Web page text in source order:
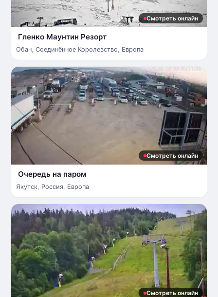
Смотреть онлайн
Гленко Маунтин Резорт
Обан, Соединённое Королевство, Европа
Смотреть онлайн
Очередь на паром
Якутск, Россия, Европа
Смотреть онлайн